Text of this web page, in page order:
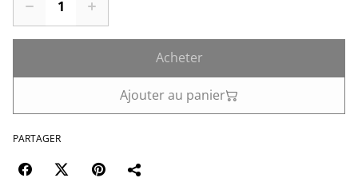
Acheter
Ajouter au panier
PARTAGER